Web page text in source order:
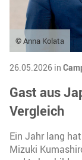
© Anna Kolata
26.05.2026 in
Gast aus
Vergleich
Ein Jahr lang
Mizuki